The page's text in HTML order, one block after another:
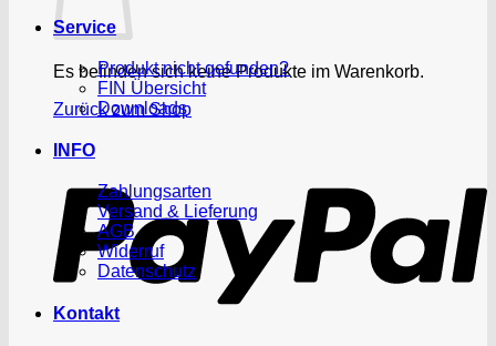
Es befinden sich keine Produkte im Warenkorb.
Zurück zum Shop
Service
Produkt nicht gefunden?
FIN Übersicht
Downloads
INFO
Zahlungsarten
Versand & Lieferung
AGB
Widerruf
Datenschutz
Kontakt